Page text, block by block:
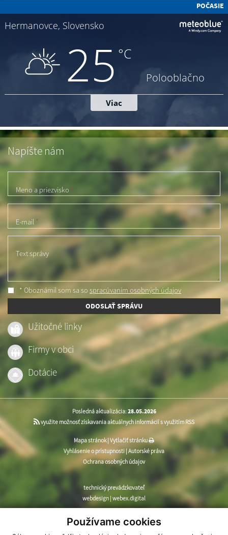
Používame cookies
POČASIE
Napíšte nám
Meno a priezvisko *
E-mail *
Text správy
* Oboznámil som sa so spracúvaním osobných údajov
ODOSLAŤ SPRÁVU
Užitočné linky
Firmy v obci
Dotácie
Posledná aktualizácia: 28.05.2026
využite možnosť získavania aktuálnych informácií s využitím RSS
Mapa stránok| Vytlačiť stránku
Vyhlásenie o prístupnosti|Autorské práva
Ochrana osobných údajov
technický prevádzkovateľ
webdesign | webex.digital
CMS systém (redakčný) systém ECHELON 2
webhosting ,webex.digital, domény,registrácia domény